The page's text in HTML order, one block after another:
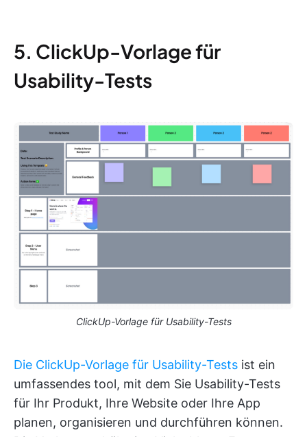
5. ClickUp-Vorlage für
Usability-Tests
ClickUp-Vorlage für Usability-Tests
Die ClickUp-Vorlage für Usability-Tests ist ein
umfassendes tool, mit dem Sie Usability-Tests
für Ihr Produkt, Ihre Website oder Ihre App
planen, organisieren und durchführen können.